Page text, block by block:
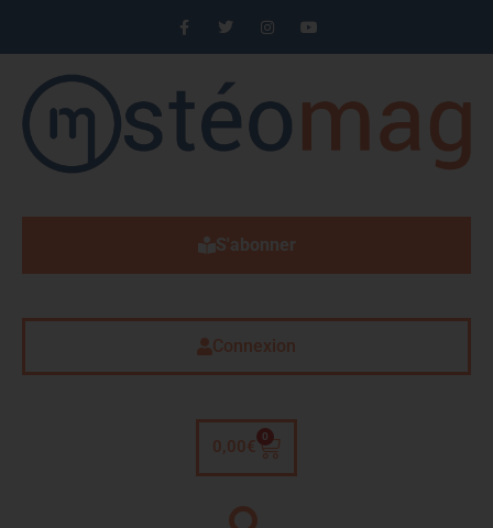
S'abonner
Connexion
0,00 €
0